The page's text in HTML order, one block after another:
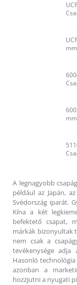
A legnagyobb
például az Japán,
Svédország iparát.
Kína a két
befektető csapat,
márkák bizonyultak
nem csak a
tevékenysége adja
Hasonló
azonban a
hozzjutni a nyugati